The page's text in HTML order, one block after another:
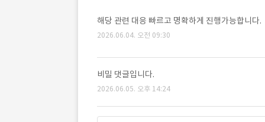
해당 관련 대응 빠르고 명확하게 진행가능합니다.
2026.06.04. 오전 09:30
비밀 댓글입니다.
2026.06.05. 오후 14:24